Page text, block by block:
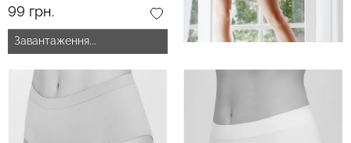
99 грн.
Завантаження...